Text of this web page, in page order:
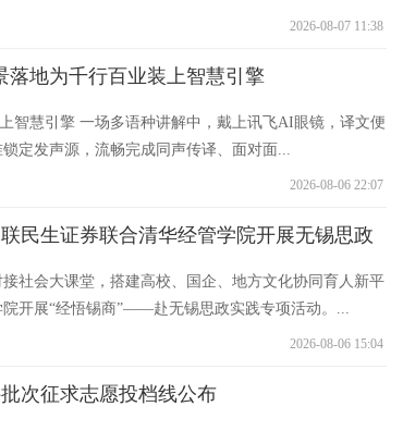
2026-08-07 11:38
落地为千行百业装上智慧引擎
智慧引擎 一场多语种讲解中，戴上讯飞AI眼镜，译文便
定发声源，流畅完成同声传译、面对面...
2026-08-06 22:07
生证券联合清华经管学院开展无锡思政
社会大课堂，搭建高校、国企、地方文化协同育人新平
开展“经悟锡商”——赴无锡思政实践专项活动。...
2026-08-06 15:04
次征求志愿投档线公布